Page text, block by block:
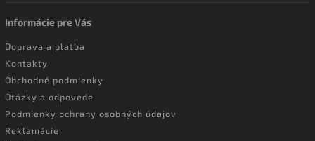
Informácie pre Vás
Doprava a platba
Kontakty
Obchodné podmienky
Otázky a odpovede
Podmienky ochrany osobných údajov
Reklamácie